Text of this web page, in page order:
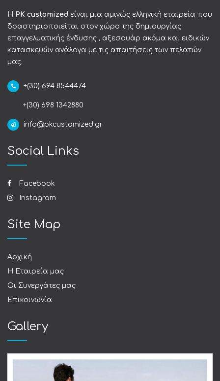
Η PK customized είναι μια αμιγώς ελληνική εταιρεία που
δραστηριοποιείται στον χώρο της δημιουργίας
επαγγελματικής ένδυσης , αξεσουάρ ακόμα και ειδικών
κατασκευών ανάλογα με τις απαιτήσεις των πελατών
μας.
+(30) 694 8544474
+(30) 698 1342880
info@pkcustomized.gr
Social Links
Facebook
Instagram
Site Map
Αρχική
Η Εταιρεία μας
Οι Συνεργάτες μας
Επικοινωνία
Gallery